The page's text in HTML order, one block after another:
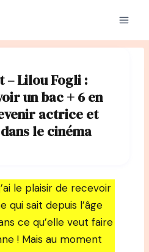
– Lilou Fogli :
un bac + 6 en
actrice et
le cinéma
le plaisir de recevoir
qui sait depuis l’âge
ce qu’elle veut faire
! Mais au moment